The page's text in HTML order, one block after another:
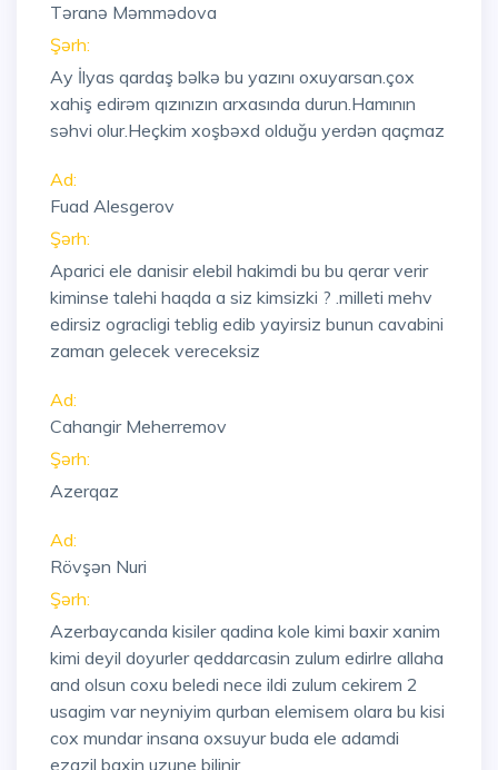
Təranə Məmmədova
Şərh:
Ay İlyas qardaş bəlkə bu yazını oxuyarsan.çox
xahiş edirəm qızınızın arxasında durun.Hamının
səhvi olur.Heçkim xoşbəxd olduğu yerdən qaçmaz
Ad:
Fuad Alesgerov
Şərh:
Aparici ele danisir elebil hakimdi bu bu qerar verir
kiminse talehi haqda a siz kimsizki ? .milleti mehv
edirsiz ogracligi teblig edib yayirsiz bunun cavabini
zaman gelecek vereceksiz
Ad:
Cahangir Meherremov
Şərh:
Azerqaz
Ad:
Rövşən Nuri
Şərh:
Azerbaycanda kisiler qadina kole kimi baxir xanim
kimi deyil doyurler qeddarcasin zulum edirlre allaha
and olsun coxu beledi nece ildi zulum cekirem 2
usagim var neyniyim qurban elemisem olara bu kisi
cox mundar insana oxsuyur buda ele adamdi
ezazil baxin uzune bilinir